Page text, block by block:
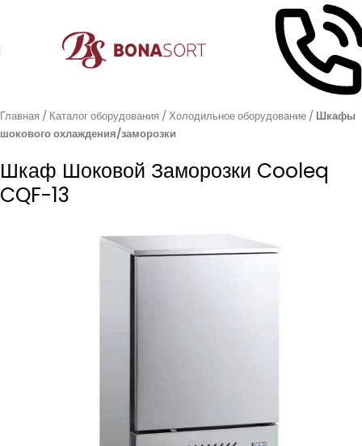
Главная Каталог оборудования Холодильное оборудование
Шкафы
шокового охлаждения/заморозки
Шкаф Шоковой Заморозки Cooleq
CQF-13